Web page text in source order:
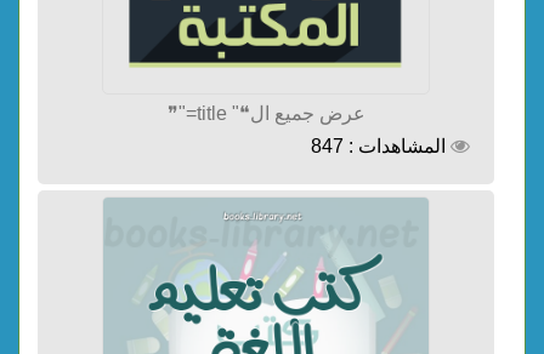
عرض جميع ال❝" title="❞
المشاهدات : 847